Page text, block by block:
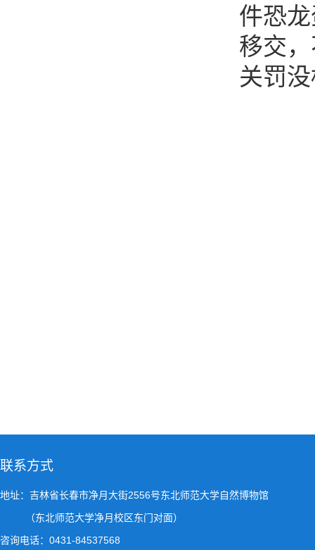
件恐
移交
关罚
联系方式
地址：吉林省长春市净月大街2556号东北师范大学自然博物馆
（东北师范大学净月校区东门对面）
咨询电话：0431-84537568